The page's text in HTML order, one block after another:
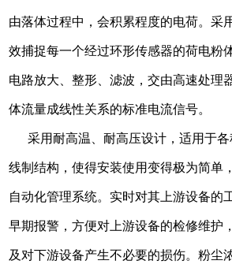
由落体过程中，会积累程度的电荷。采
效捕捉每一个经过环形传感器的荷电粉
电路放大、整形、滤波，交由高速处理
体流量成线性关系的标准电流信号。
采用耐高温、耐高压设计，适用于
线制结构，使得安装使用变得极为简单
自动化管理系统。实时对其上游设备的
早期报警，方便对上游设备的检修维护
及对下游设备产生不必要的损伤。粉尘